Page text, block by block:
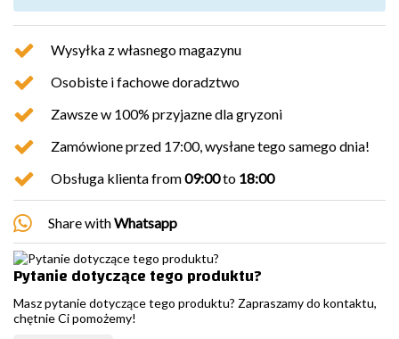
Wysyłka z własnego magazynu
Osobiste i fachowe doradztwo
Zawsze w 100% przyjazne dla gryzoni
Zamówione przed 17:00, wysłane tego samego dnia!
Obsługa klienta from09:00to 18:00
Share withWhatsapp
Pytanie dotyczące tego produktu?
Masz pytanie dotyczące tego produktu? Zapraszamy do kontaktu,
chętnie Ci pomożemy!